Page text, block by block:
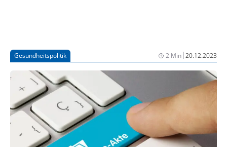
Gesundheitspolitik 2 Min|20.12.2023